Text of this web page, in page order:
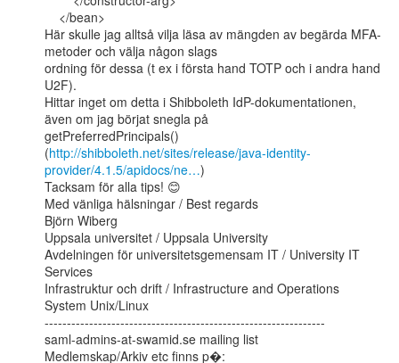
Här skulle jag alltså vilja läsa av mängden av begärda MFA-
metoder och välja någon slags
ordning för dessa (t ex i första hand TOTP och i andra hand
U2F).
Hittar inget om detta i Shibboleth IdP-dokumentationen,
även om jag börjat snegla på
getPreferredPrincipals()
(http://shibboleth.net/sites/release/java-identity-
provider/4.1.5/apidocs/ne…)
Tacksam för alla tips! 😊
Med vänliga hälsningar / Best regards
Björn Wiberg
Uppsala universitet / Uppsala University
Avdelningen för universitetsgemensam IT / University IT
Services
Infrastruktur och drift / Infrastructure and Operations
System Unix/Linux
---------------------------------------------------------------
saml-admins-at-swamid.se mailing list